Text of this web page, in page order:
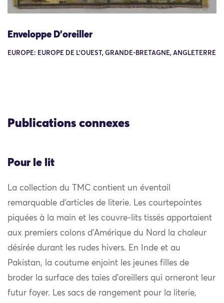
Enveloppe D’oreiller
EUROPE: EUROPE DE L'OUEST, GRANDE-BRETAGNE, ANGLETERRE
Publications connexes
Pour le lit
La collection du TMC contient un éventail
remarquable d’articles de literie. Les courtepointes
piquées à la main et les couvre-lits tissés apportaient
aux premiers colons d’Amérique du Nord la chaleur
désirée durant les rudes hivers. En Inde et au
Pakistan, la coutume enjoint les jeunes filles de
broder la surface des taies d’oreillers qui orneront leur
futur foyer. Les sacs de rangement pour la literie,